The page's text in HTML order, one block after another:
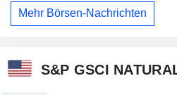
Mehr Börsen-Nachrichten
S&P GSCI